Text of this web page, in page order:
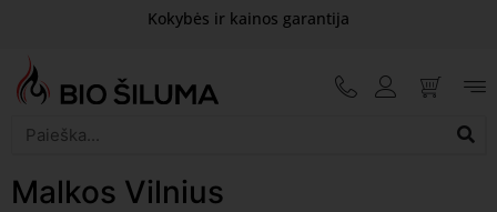
Kokybės ir kainos garantija
Malkos Vilnius